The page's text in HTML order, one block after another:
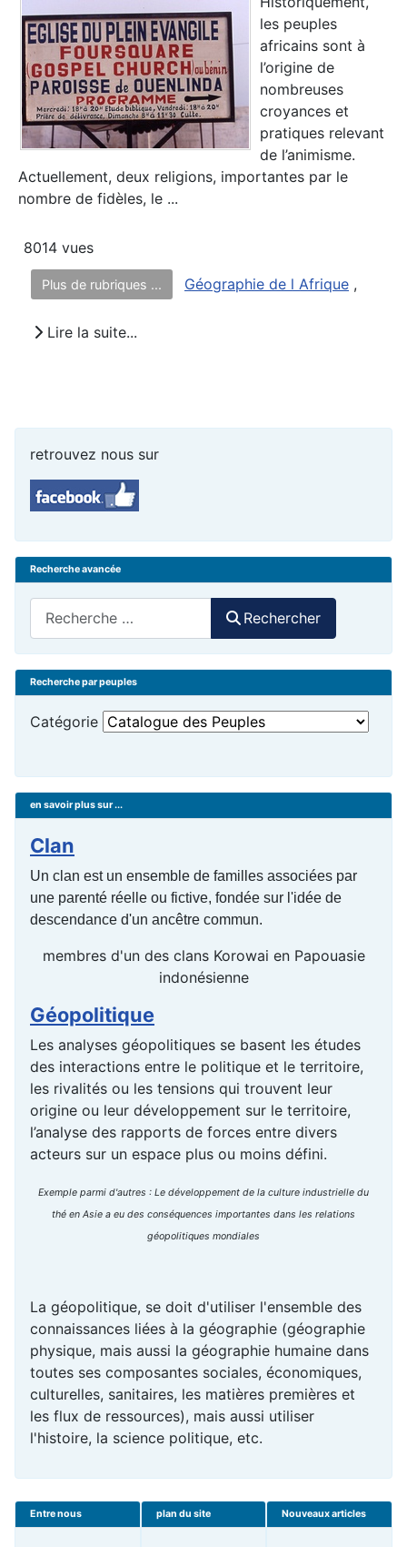
les peuples
africains sont à
l’origine de
nombreuses
croyances et
pratiques relevant
de l’animisme.
Actuellement, deux religions, importantes par le
nombre de fidèles, le ...
8014 vues
Plus de rubriques ... Géographie de l Afrique ,
Lire la suite...
retrouvez nous sur
Recherche avancée
Rechercher
Recherche par peuples
Catégorie
en savoir plus sur ...
Clan
Un clan est un ensemble de familles associées par
une parenté réelle ou fictive, fondée sur l'idée de
descendance d'un ancêtre commun.
membres d'un des clans Korowai en Papouasie
indonésienne
Géopolitique
Les analyses géopolitiques se basent les études
des interactions entre le politique et le territoire,
les rivalités ou les tensions qui trouvent leur
origine ou leur développement sur le territoire,
l’analyse des rapports de forces entre divers
acteurs sur un espace plus ou moins défini.
Exemple parmi d'autres : Le développement de la culture industrielle du
thé en Asie a eu des conséquences importantes dans les relations
géopolitiques mondiales
La géopolitique, se doit d'utiliser l'ensemble des
connaissances liées à la géographie (géographie
physique, mais aussi la géographie humaine dans
toutes ses composantes sociales, économiques,
culturelles, sanitaires, les matières premières et
les flux de ressources), mais aussi utiliser
l'histoire, la science politique, etc.
Entre nous plan du site Nouveaux articles